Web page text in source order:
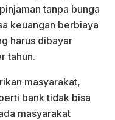
tanpa bunga
keuangan berbiaya
harus dibayar
tahun.
masyarakat,
bank tidak bisa
masyarakat